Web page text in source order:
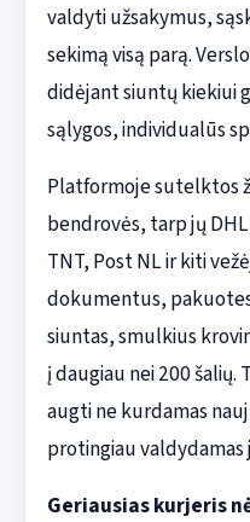
valdyti užsakymus,
sekimą visą parą.
didėjant siuntų kiekiui
sąlygos, individualūs
Platformoje sutelktos
bendrovės, tarp jų
TNT, Post NL ir kiti
dokumentus,
siuntas, smulkius
į daugiau nei 200 šalių.
augti ne kurdamas
protingiau
Geriausias kurjeris